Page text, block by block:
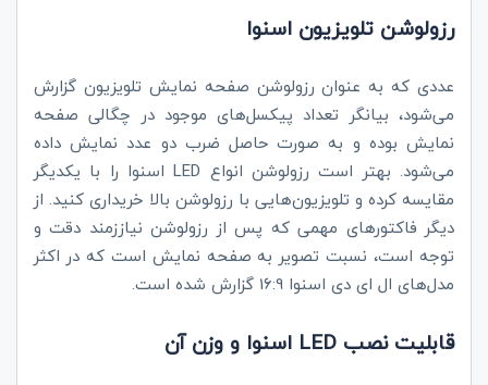
رزولوشن تلویزیون اسنوا
عددی که به عنوان رزولوشن صفحه نمایش تلویزیون گزارش
می‌شود، بیانگر تعداد پیکسل‌های موجود در چگالی صفحه
نمایش بوده و به صورت حاصل ضرب دو عدد نمایش داده
می‌شود. بهتر است رزولوشن انواع LED اسنوا را با یکدیگر
مقایسه کرده و تلویزیون‌هایی با رزولوشن بالا خریداری کنید. از
دیگر فاکتورهای مهمی که پس از رزولوشن نیاززمند دقت و
توجه است، نسبت تصویر به صفحه نمایش است که در اکثر
مدل‌های ال ای دی اسنوا 16:9 گزارش شده است.
قابلیت نصب LED اسنوا و وزن آن